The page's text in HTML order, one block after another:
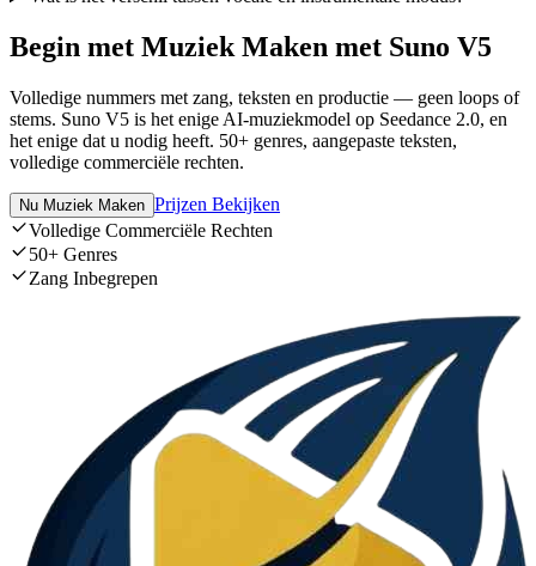
Begin met Muziek Maken met Suno V5
Volledige nummers met zang, teksten en productie — geen loops of
stems. Suno V5 is het enige AI-muziekmodel op Seedance 2.0, en
het enige dat u nodig heeft. 50+ genres, aangepaste teksten,
volledige commerciële rechten.
Nu Muziek Maken Prijzen Bekijken
Volledige Commerciële Rechten
50+ Genres
Zang Inbegrepen